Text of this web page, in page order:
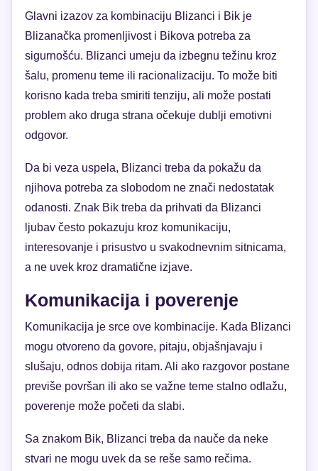
Glavni izazov za kombinaciju Blizanci i Bik je
Blizanačka promenljivost i Bikova potreba za
sigurnošću. Blizanci umeju da izbegnu težinu kroz
šalu, promenu teme ili racionalizaciju. To može biti
korisno kada treba smiriti tenziju, ali može postati
problem ako druga strana očekuje dublji emotivni
odgovor.
Da bi veza uspela, Blizanci treba da pokažu da
njihova potreba za slobodom ne znači nedostatak
odanosti. Znak Bik treba da prihvati da Blizanci
ljubav često pokazuju kroz komunikaciju,
interesovanje i prisustvo u svakodnevnim sitnicama,
a ne uvek kroz dramatične izjave.
Komunikacija i poverenje
Komunikacija je srce ove kombinacije. Kada Blizanci
mogu otvoreno da govore, pitaju, objašnjavaju i
slušaju, odnos dobija ritam. Ali ako razgovor postane
previše površan ili ako se važne teme stalno odlažu,
poverenje može početi da slabi.
Sa znakom Bik, Blizanci treba da nauče da neke
stvari ne mogu uvek da se reše samo rečima.